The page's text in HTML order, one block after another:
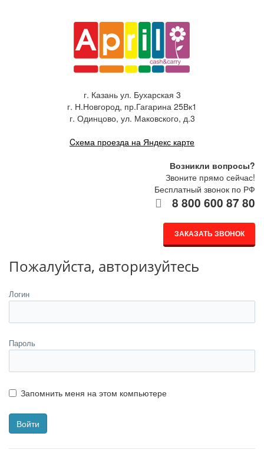
г. Казань ул. Бухарская 3
г. Н.Новгород, пр.Гагарина 25Вк1
г. Одинцово, ул. Маковского, д.3
Cхема проезда на Яндекс карте
Возникли вопросы?
Звоните прямо сейчас!
Бесплатный звонок по РФ
8 800 600 87 80
ЗАКАЗАТЬ ЗВОНОК
Пожалуйста, авторизуйтесь
Логин
Пароль
Запомнить меня на этом компьютере